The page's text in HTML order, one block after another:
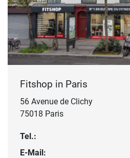
Fitshop in Paris
56 Avenue de Clichy
75018 Paris
Tel.:
E-Mail: